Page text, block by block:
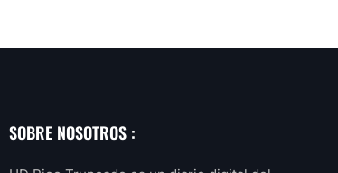
SOBRE NOSOTROS :